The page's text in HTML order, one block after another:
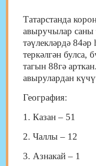
Татарстанда
авыручылар саны
тәүлекләрдә
теркәлгән булса,
тагын 88гә
авырулардан
География:
1. Казан – 51
2. Чаллы – 12
3. Азнакай – 1